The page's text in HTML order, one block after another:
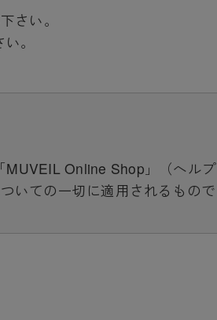
さい。
。
Online Shop」（ヘルプ
いての一切に適用されるもので